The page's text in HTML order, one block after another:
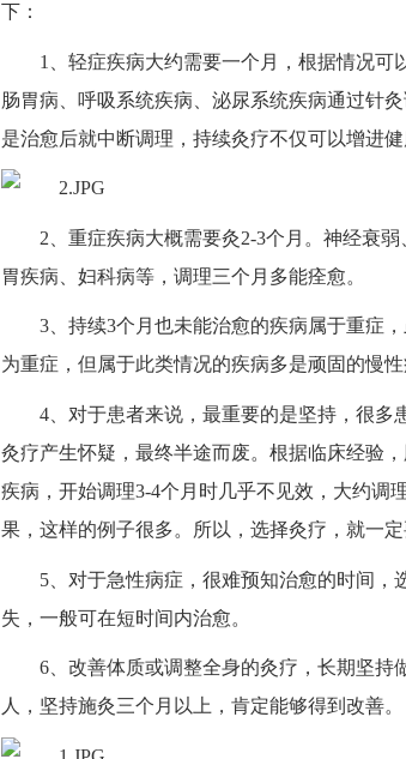
下：
1、轻症疾病大约需要一个月，根据情况可
肠胃病、呼吸系统疾病、泌尿系统疾病通过针
是治愈后就中断调理，持续灸疗不仅可以增进健
2、重症疾病大概需要灸2-3个月。神经衰
胃疾病、妇科病等，调理三个月多能痊愈。
3、持续3个月也未能治愈的疾病属于重症
为重症，但属于此类情况的疾病多是顽固的慢性
4、对于患者来说，最重要的是坚持，很多
灸疗产生怀疑，最终半途而废。根据临床经验
疾病，开始调理3-4个月时几乎不见效，大约调
果，这样的例子很多。所以，选择灸疗，就一定
5、对于急性病症，很难预知治愈的时间，
失，一般可在短时间内治愈。
6、改善体质或调整全身的灸疗，长期坚持
人，坚持施灸三个月以上，肯定能够得到改善。